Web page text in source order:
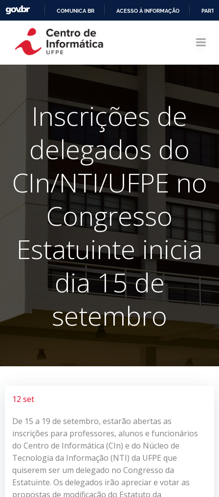
CONTEÚDO
COMUNICA BR ACESSO À INFORMAÇÃO
Inscrições de
delegados do
CIn/NTI/UFPE no
Congresso
Estatuinte inicia
dia 15 de
setembro
12 set
De 15 a 19 de setembro, estarão abertas as
inscrições para professores, alunos e funcionários
do Centro de Informática (CIn) e do Núcleo de
Tecnologia da Informação (NTI) da UFPE que
quiserem ser um delegado no Congresso da
Estatuinte. Os delegados irão apreciar e votar as
propostas de modificação do Estatuto da